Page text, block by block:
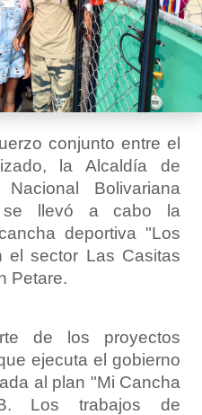
conjunto entre el
la Alcaldía de
Bolivariana
se llevó a cabo la
deportiva "Los
el sector Las Casitas
Petare.
de los proyectos
ejecuta el gobierno
al plan "Mi Cancha
Los trabajos de